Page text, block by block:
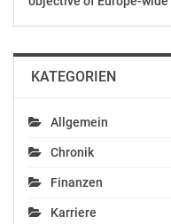
Video: https://
ÖAMTC
+43 (0)1 71199-21218
KATEGORIEN
Allgemein
Chronik
Finanzen
Karriere